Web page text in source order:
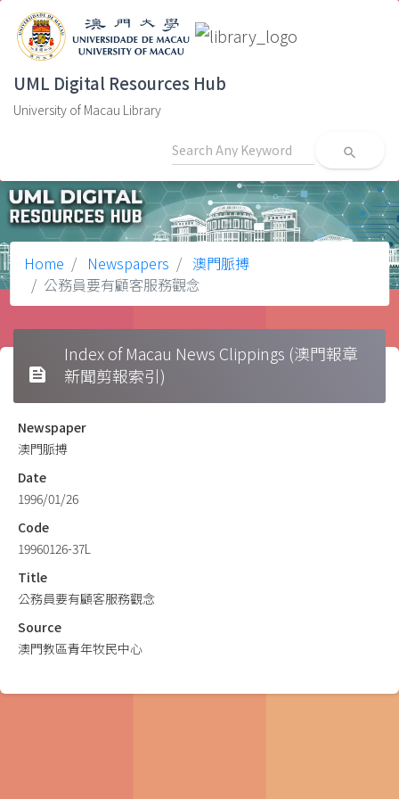
UML Digital Resources Hub
University of Macau Library
search
Home Newspapers
澳門脈搏
公務員要有顧客服務觀念
feed
Index of Macau News Clippings (澳門報章
新聞剪報索引)
Newspaper
澳門脈搏
Date
1996/01/26
Code
19960126-37L
Title
公務員要有顧客服務觀念
Source
澳門教區青年牧民中心